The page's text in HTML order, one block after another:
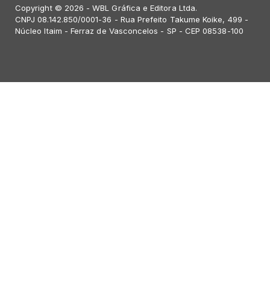
Copyright © 2026 - WBL Gráfica e Editora Ltda.
CNPJ 08.142.850/0001-36 - Rua Prefeito Takume Koike, 499 -
Núcleo Itaim - Ferraz de Vasconcelos - SP - CEP 08538-100